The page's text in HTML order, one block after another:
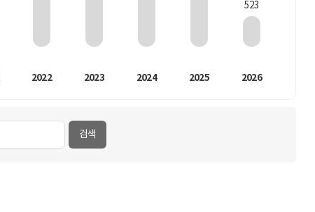
2022 2023 2024 2025
523
2026
검색